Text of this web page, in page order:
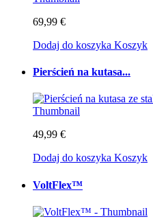
69,99 €
Dodaj do koszyka Koszyk
Pierścień na kutasa...
49,99 €
Dodaj do koszyka Koszyk
VoltFlex™